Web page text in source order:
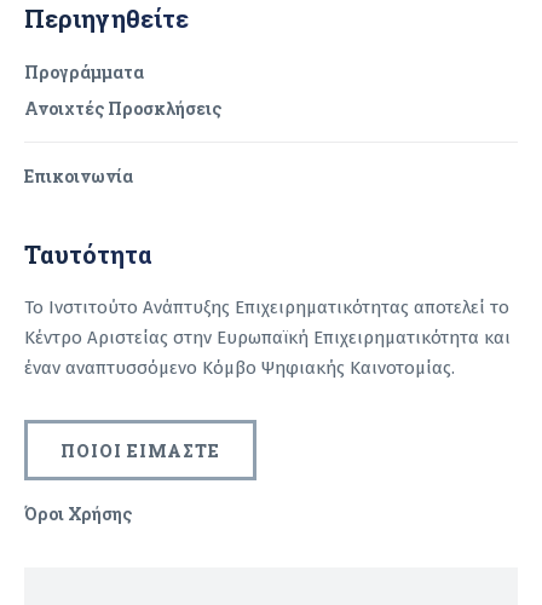
Περιηγηθείτε
Προγράμματα
Ανοιχτές Προσκλήσεις
Επικοινωνία
Ταυτότητα
Το Ινστιτούτο Ανάπτυξης Επιχειρηματικότητας αποτελεί το
Κέντρο Αριστείας στην Ευρωπαϊκή Επιχειρηματικότητα και
έναν αναπτυσσόμενο Κόμβο Ψηφιακής Καινοτομίας.
ΠΟΙΟΙ ΕΙΜΑΣΤΕ
Όροι Χρήσης